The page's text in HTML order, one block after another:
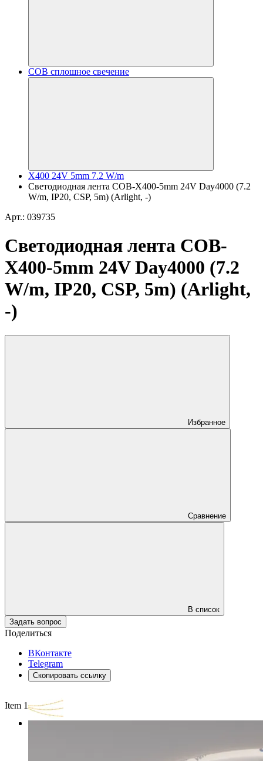
COB сплошное свечение
X400 24V 5mm 7.2 W/m
Светодиодная лента COB-X400-5mm 24V Day4000 (7.2
W/m, IP20, CSP, 5m) (Arlight, -)
Арт.: 039735
Светодиодная лента COB-
X400-5mm 24V Day4000 (7.2
W/m, IP20, CSP, 5m) (Arlight,
-)
Избранное
Сравнение
В список
Задать вопрос
Поделиться
ВКонтакте
Telegram
Скопировать ссылку
Item 1 of 3